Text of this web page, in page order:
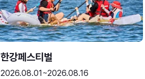
한강페스티벌
2026.08.01~2026.08.16